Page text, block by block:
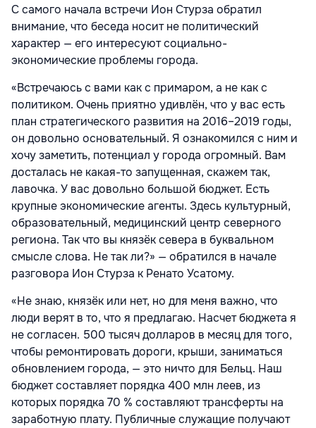
С самого начала встречи Ион Стурза обратил
внимание, что беседа носит не политический
характер — его интересуют социально-
экономические проблемы города.
«Встречаюсь с вами как с примаром, а не как с
политиком. Очень приятно удивлён, что у вас есть
план стратегического развития на 2016–2019 годы,
он довольно основательный. Я ознакомился с ним и
хочу заметить, потенциал у города огромный. Вам
досталась не какая-то запущенная, скажем так,
лавочка. У вас довольно большой бюджет. Есть
крупные экономические агенты. Здесь культурный,
образовательный, медицинский центр северного
региона. Так что вы князёк севера в буквальном
смысле слова. Не так ли?» — обратился в начале
разговора Ион Стурза к Ренато Усатому.
«Не знаю, князёк или нет, но для меня важно, что
люди верят в то, что я предлагаю. Насчет бюджета я
не согласен. 500 тысяч долларов в месяц для того,
чтобы ремонтировать дороги, крыши, заниматься
обновлением города, — это ничто для Бельц. Наш
бюджет составляет порядка 400 млн леев, из
которых порядка 70 % составляют трансферты на
заработную плату. Публичные служащие получают